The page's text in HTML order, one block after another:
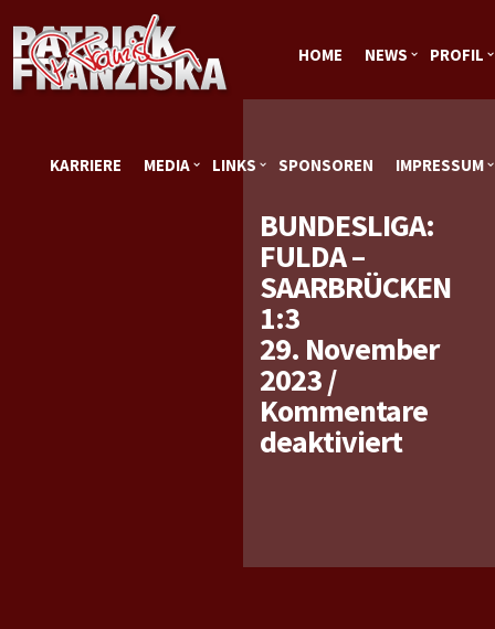
HOME NEWS PROFIL
KARRIERE MEDIA LINKS SPONSOREN IMPRESSUM
BUNDESLIGA:
FULDA –
SAARBRÜCKEN
1:3
29. November
2023/
Kommentare
deaktiviertfür